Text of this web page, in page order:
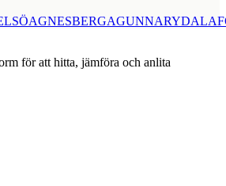
AGNESBERGAGUNNARYD
för att hitta, jämföra och anlita